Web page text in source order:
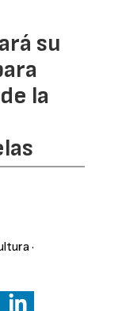
su
la
·